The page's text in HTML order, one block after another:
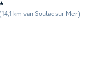
(14,1 km van Soulac sur Mer)